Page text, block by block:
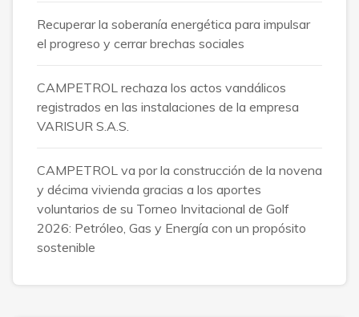
Recuperar la soberanía energética para impulsar
el progreso y cerrar brechas sociales
CAMPETROL rechaza los actos vandálicos
registrados en las instalaciones de la empresa
VARISUR S.A.S.
CAMPETROL va por la construcción de la novena
y décima vivienda gracias a los aportes
voluntarios de su Torneo Invitacional de Golf
2026: Petróleo, Gas y Energía con un propósito
sostenible